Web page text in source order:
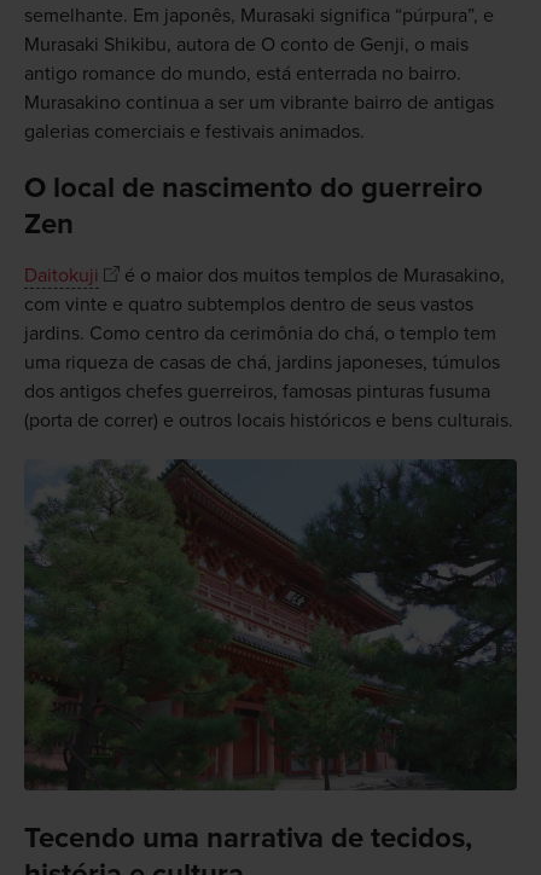
semelhante. Em japonês, Murasaki significa “púrpura”, e
Murasaki Shikibu, autora de O conto de Genji, o mais
antigo romance do mundo, está enterrada no bairro.
Murasakino continua a ser um vibrante bairro de antigas
galerias comerciais e festivais animados.
O local de nascimento do guerreiro
Zen
Daitokuji
é o maior dos muitos templos de Murasakino,
com vinte e quatro subtemplos dentro de seus vastos
jardins. Como centro da cerimônia do chá, o templo tem
uma riqueza de casas de chá, jardins japoneses, túmulos
dos antigos chefes guerreiros, famosas pinturas fusuma
(porta de correr) e outros locais históricos e bens culturais.
Tecendo uma narrativa de tecidos,